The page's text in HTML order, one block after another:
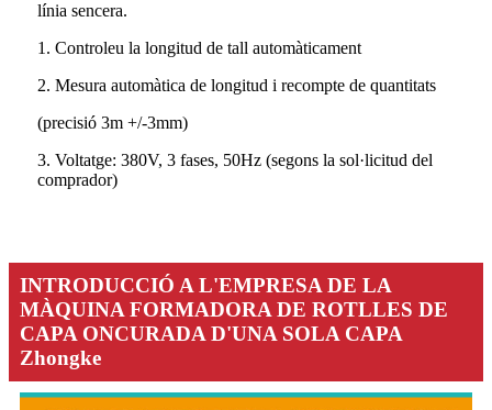
línia sencera.
1. Controleu la longitud de tall automàticament
2. Mesura automàtica de longitud i recompte de quantitats
(precisió 3m +/-3mm)
3. Voltatge: 380V, 3 fases, 50Hz (segons la sol·licitud del
comprador)
INTRODUCCIÓ A L'EMPRESA DE LA
MÀQUINA FORMADORA DE ROTLLES DE
CAPA ONCURADA D'UNA SOLA CAPA
Zhongke